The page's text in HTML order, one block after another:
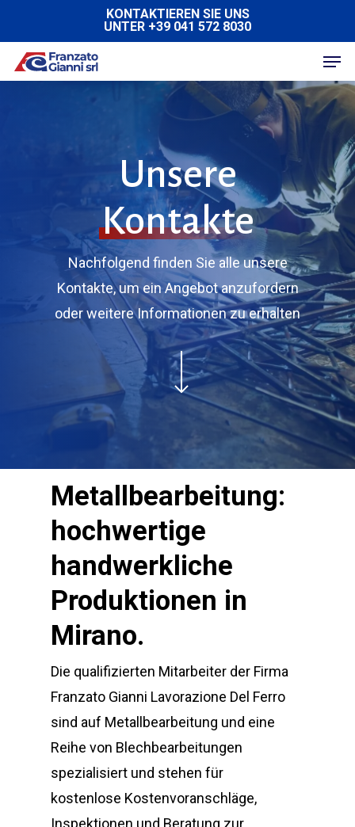
main
KONTAKTIEREN SIE UNS
UNTER +39 041 572 8030
Unsere
Kontakte
Nachfolgend finden Sie alle unsere
Kontakte, um ein Angebot anzufordern
oder weitere Informationen zu erhalten
Metallbearbeitung:
hochwertige
handwerkliche
Produktionen in
Mirano.
Die qualifizierten Mitarbeiter der Firma
Franzato Gianni Lavorazione Del Ferro
sind auf Metallbearbeitung und eine
Reihe von Blechbearbeitungen
spezialisiert und stehen für
kostenlose Kostenvoranschläge,